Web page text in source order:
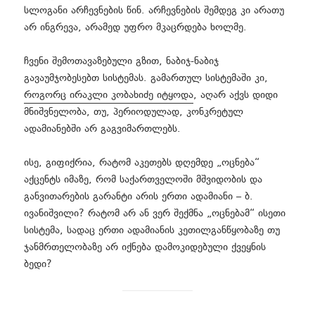
სლოგანი არჩევნების წინ. არჩევნების შემდეგ კი არათუ
არ ინგრევა, არამედ უფრო მკაცრდება ხოლმე.
ჩვენი შემოთავაზებული გზით, ნაბიჯ-ნაბიჯ
გავაუმჯობესებთ სისტემას. გამართულ სისტემაში კი,
როგორც ირაკლი კობახიძე იტყოდა, აღარ აქვს დიდი
მნიშვნელობა, თუ, პერიოდულად, კონკრეტულ
ადამიანებში არ გაგვიმართლებს.
ისე, გიფიქრია, რატომ აკეთებს დღემდე „ოცნება“
აქცენტს იმაზე, რომ საქართველოში მშვიდობის და
განვითარების გარანტი არის ერთი ადამიანი – ბ.
ივანიშვილი? რატომ არ ან ვერ შექმნა „ოცნებამ“ ისეთი
სისტემა, სადაც ერთი ადამიანის კეთილგანწყობაზე თუ
ჯანმრთელობაზე არ იქნება დამოკიდებული ქვეყნის
ბედი?